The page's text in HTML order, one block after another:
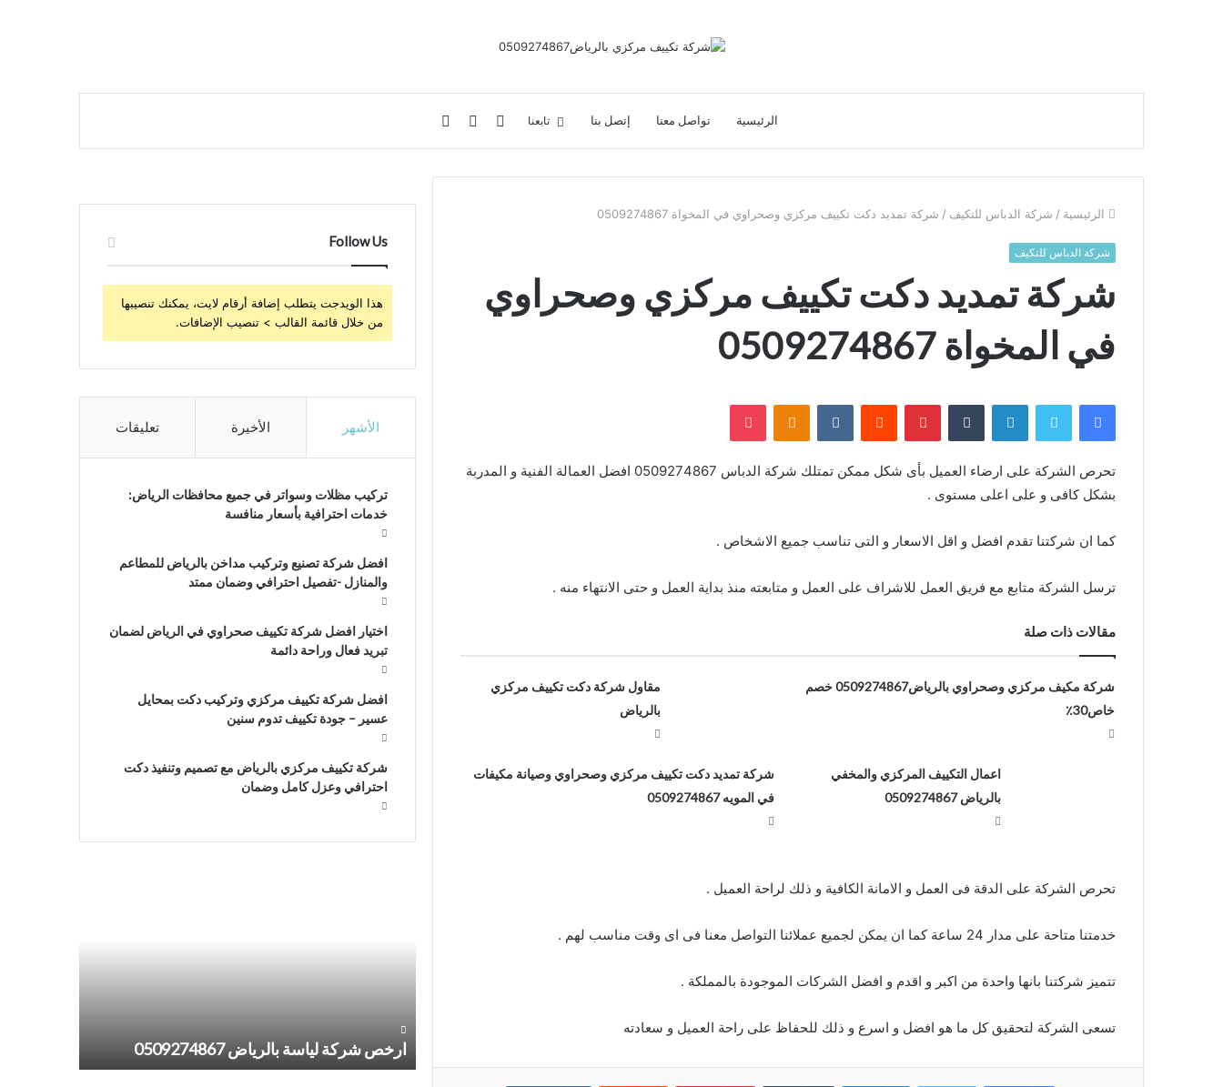
الرئيسية تواصل معنا إتصل بنا
عن
إضافة
عمود
تسجيل
الدخول
تابعنا
الرئيسية / شركة الدباس للتكيف / شركة تمديد دكت تكييف مركزي وصحراوي في المخواة 0509274867
شركة الدباس للتكيف
شركة تمديد دكت تكييف مركزي وصحراوي
في المخواة 0509274867
فيسبوك تويتر لينكدإن بينتيريست Odnoklassniki
بوكيت
تحرص الشركة على ارضاء العميل بأى شكل ممكن تمتلك شركة الدباس 0509274867 افضل العمالة الفنية و المدربة
بشكل كافى و على اعلى مستوى .
كما ان شركتنا تقدم افضل و اقل الاسعار و التى تناسب جميع الاشخاص .
ترسل الشركة متابع مع فريق العمل للاشراف على العمل و متابعته منذ بداية العمل و حتى الانتهاء منه .
مقالات ذات صلة
شركة مكيف مركزي وصحراوي بالرياض0509274867 خصم
خاص30٪
مقاول شركة دكت تكييف مركزي
بالرياض
اعمال التكييف المركزي والمخفي
بالرياض 0509274867
شركة تمديد دكت تكييف مركزي وصحراوي وصيانة مكيفات
في المويه 0509274867
تحرص الشركة على الدقة فى العمل و الامانة الكافية و ذلك لراحة العميل .
خدمتنا متاحة على مدار 24 ساعة كما ان يمكن لجميع عملائنا التواصل معنا فى اى وقت مناسب لهم .
تتميز شركتنا بانها واحدة من اكبر و اقدم و افضل الشركات الموجودة بالمملكة .
تسعى الشركة لتحقيق كل ما هو افضل و اسرع و ذلك للحفاظ على راحة العميل و سعادته
Follow Us
هذا الويدجت يتطلب إضافة أرقام لايت، يمكنك تنصيبها
من خلال قائمة القالب > تنصيب الإضافات.
الأشهر الأخيرة تعليقات
تركيب مظلات وسواتر في جميع محافظات الرياض:
خدمات احترافية بأسعار منافسة
افضل شركة تصنيع وتركيب مداخن بالرياض للمطاعم
والمنازل -تفصيل احترافي وضمان ممتد
اختيار افضل شركة تكييف صحراوي في الرياض لضمان
تبريد فعال وراحة دائمة
افضل شركة تكييف مركزي وتركيب دكت بمحايل
عسير – جودة تكييف تدوم سنين
شركة تكييف مركزي بالرياض مع تصميم وتنفيذ دكت
احترافي وعزل كامل وضمان
مراوح
بالمجمعه0509274867
تركيب
مكيفات
وصحراوي
بالرياض
شركة تركيب دكت مكيفات مركزي وصحراوي
ارخص شركة لياسة بالرياض 0509274867